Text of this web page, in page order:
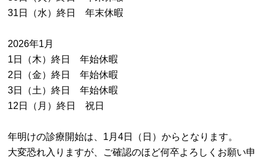
31日（水）終日 年末休暇
2026年1月
1日（木）終日 年始休暇
2日（金）終日 年始休暇
3日（土）終日 年始休暇
12日（月）終日 祝日
年明けの診療開始は、1月4日（日）からとなります。
大変恐れ入りますが、ご確認のほど何卒よろしくお願い申